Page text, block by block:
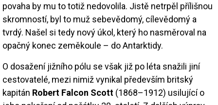
povaha by mu to totiž nedovolila. Jistě netrpěl přílišnou
skromností, byl to muž sebevědomý, cílevědomý a
tvrdý. Našel si tedy nový úkol, který ho nasměroval na
opačný konec zeměkoule – do Antarktidy.
O dosažení jižního pólu se však již po léta snažili jiní
cestovatelé, mezi nimiž vynikal především britský
kapitán Robert Falcon Scott (1868–1912) usilující o